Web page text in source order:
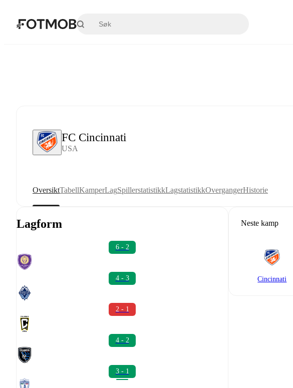
FC Cincinnati
USA
OversiktTabellKamperLagSpillerstatistikkLagstatistikkOvergangerHistorie
Lagform
6 - 2
4 - 3
2 - 1
4 - 2
3 - 1
Neste kamp
Cincinnati